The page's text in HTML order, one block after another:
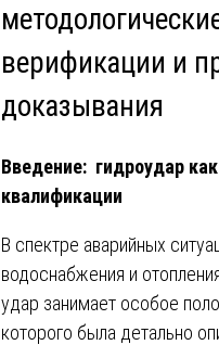
верификации и
доказывания
Введение: гидроудар
квалификации
В спектре аварийных
водоснабжения и
удар занимает особое
которого была детально